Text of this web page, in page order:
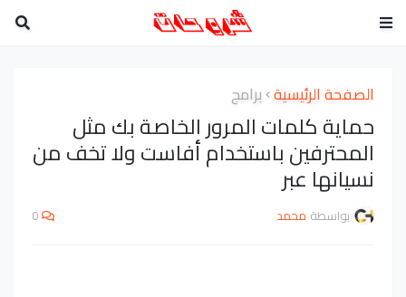
الصفحة الرئيسية برامج
حماية كلمات المرور الخاصة بك مثل
المحترفين باستخدام أفاست ولا تخف من
نسيانها عبر
بواسطة محمد 0